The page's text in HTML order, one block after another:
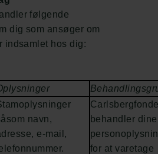
følgende
dig som ansøger om
indsamlet hos dig:
navn,
e-mail,
behandler dine
for at varetage